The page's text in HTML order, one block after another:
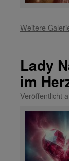
Weitere
Lady
im
Veröffentlicht